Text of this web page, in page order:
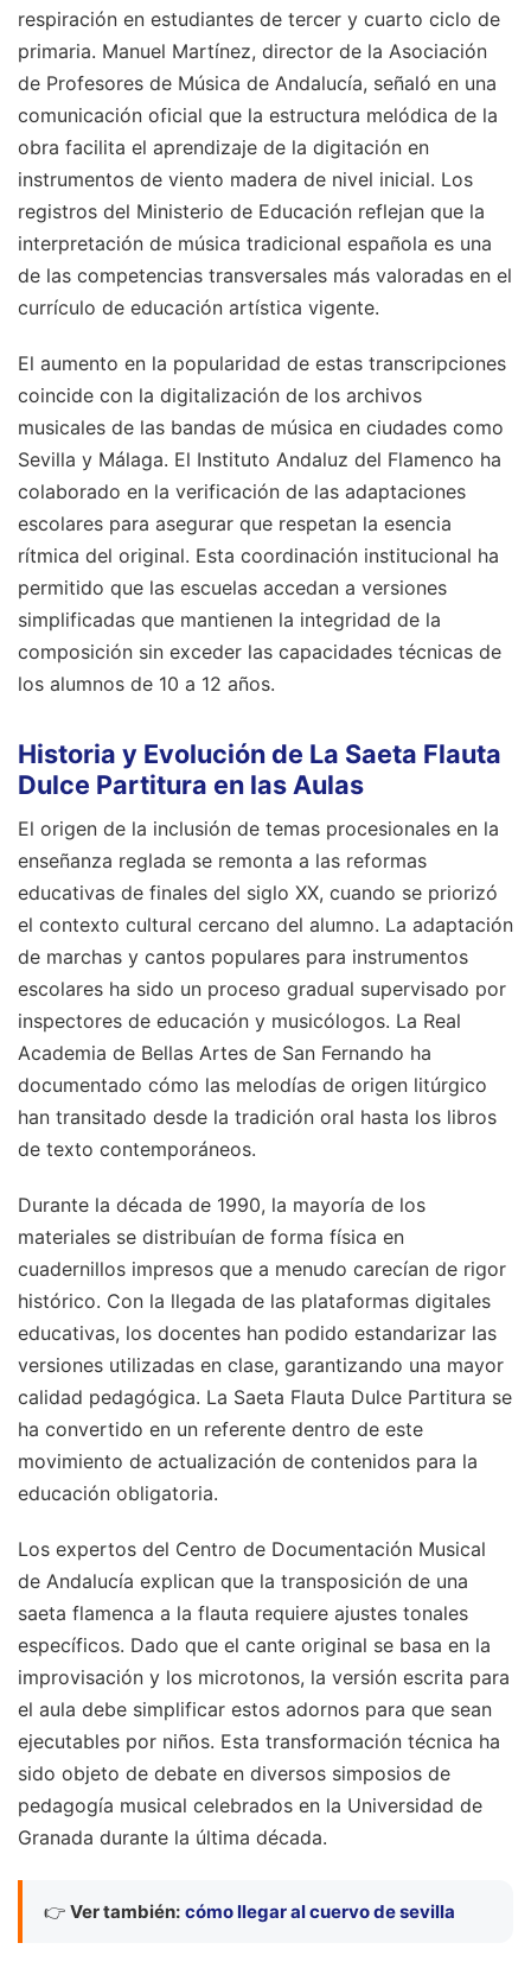
respiración en estudiantes de tercer y cuarto ciclo de
primaria. Manuel Martínez, director de la Asociación
de Profesores de Música de Andalucía, señaló en una
comunicación oficial que la estructura melódica de la
obra facilita el aprendizaje de la digitación en
instrumentos de viento madera de nivel inicial. Los
registros del Ministerio de Educación reflejan que la
interpretación de música tradicional española es una
de las competencias transversales más valoradas en el
currículo de educación artística vigente.
El aumento en la popularidad de estas transcripciones
coincide con la digitalización de los archivos
musicales de las bandas de música en ciudades como
Sevilla y Málaga. El Instituto Andaluz del Flamenco ha
colaborado en la verificación de las adaptaciones
escolares para asegurar que respetan la esencia
rítmica del original. Esta coordinación institucional ha
permitido que las escuelas accedan a versiones
simplificadas que mantienen la integridad de la
composición sin exceder las capacidades técnicas de
los alumnos de 10 a 12 años.
Historia y Evolución de La Saeta Flauta
Dulce Partitura en las Aulas
El origen de la inclusión de temas procesionales en la
enseñanza reglada se remonta a las reformas
educativas de finales del siglo XX, cuando se priorizó
el contexto cultural cercano del alumno. La adaptación
de marchas y cantos populares para instrumentos
escolares ha sido un proceso gradual supervisado por
inspectores de educación y musicólogos. La Real
Academia de Bellas Artes de San Fernando ha
documentado cómo las melodías de origen litúrgico
han transitado desde la tradición oral hasta los libros
de texto contemporáneos.
Durante la década de 1990, la mayoría de los
materiales se distribuían de forma física en
cuadernillos impresos que a menudo carecían de rigor
histórico. Con la llegada de las plataformas digitales
educativas, los docentes han podido estandarizar las
versiones utilizadas en clase, garantizando una mayor
calidad pedagógica. La Saeta Flauta Dulce Partitura se
ha convertido en un referente dentro de este
movimiento de actualización de contenidos para la
educación obligatoria.
Los expertos del Centro de Documentación Musical
de Andalucía explican que la transposición de una
saeta flamenca a la flauta requiere ajustes tonales
específicos. Dado que el cante original se basa en la
improvisación y los microtonos, la versión escrita para
el aula debe simplificar estos adornos para que sean
ejecutables por niños. Esta transformación técnica ha
sido objeto de debate en diversos simposios de
pedagogía musical celebrados en la Universidad de
Granada durante la última década.
👉 Ver también: cómo llegar al cuervo de sevilla